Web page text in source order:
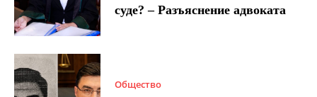
суде? – Разъяснение адвоката
Общество